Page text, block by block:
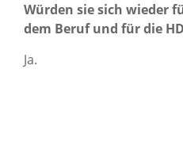
Würden sie sich wieder
dem Beruf und für die
Ja.